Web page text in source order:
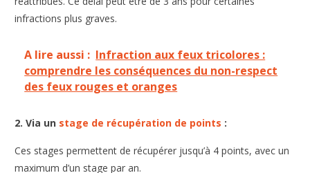
infractions plus graves.
A lire aussi : Infraction aux feux tricolores :
comprendre les conséquences du non-respect
des feux rouges et oranges
2. Via un stage de récupération de points :
Ces stages permettent de récupérer jusqu’à 4 points, avec un
maximum d’un stage par an.